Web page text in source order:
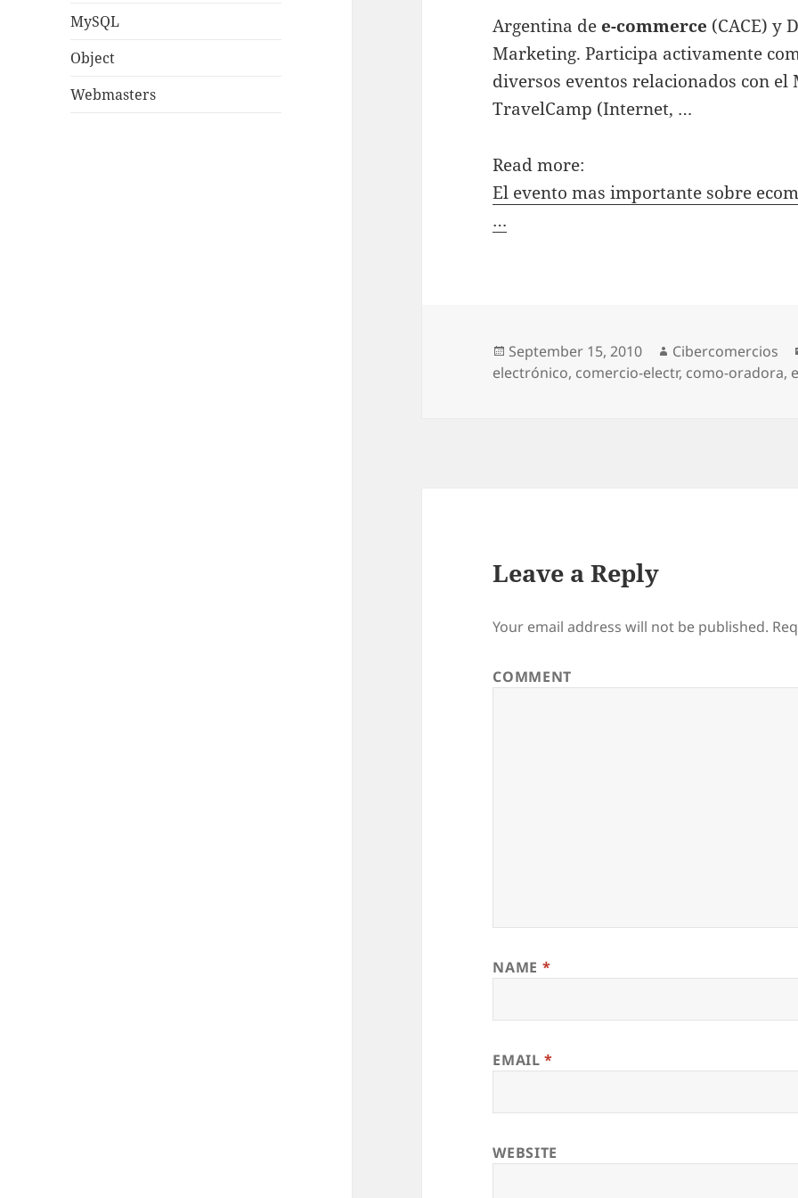
MySQL
Object
Webmasters
Argentina de e-commerce (CACE) y
Marketing. Participa activamente
diversos eventos relacionados con
TravelCamp (Internet, …
Read more:
El evento mas importante sobre
…
Posted
on
September 15, 2010 Author
Cibercomercios
electrónico, comercio-electr, como-oradora,
Leave a Reply
Your email address will not be published.
COMMENT
NAME *
EMAIL*
WEBSITE